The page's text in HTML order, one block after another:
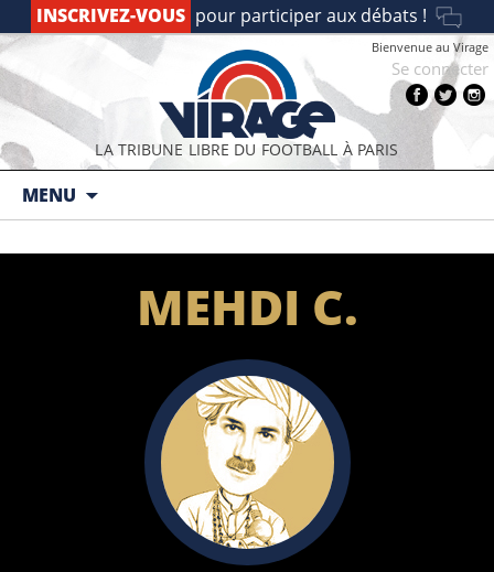
INSCRIVEZ-VOUS pour participer aux débats !
LA TRIBUNE LIBRE DU FOOTBALL À PARIS
Bienvenue au Virage
Se connecter
MENU
Aller au contenu principal
MEHDI C.